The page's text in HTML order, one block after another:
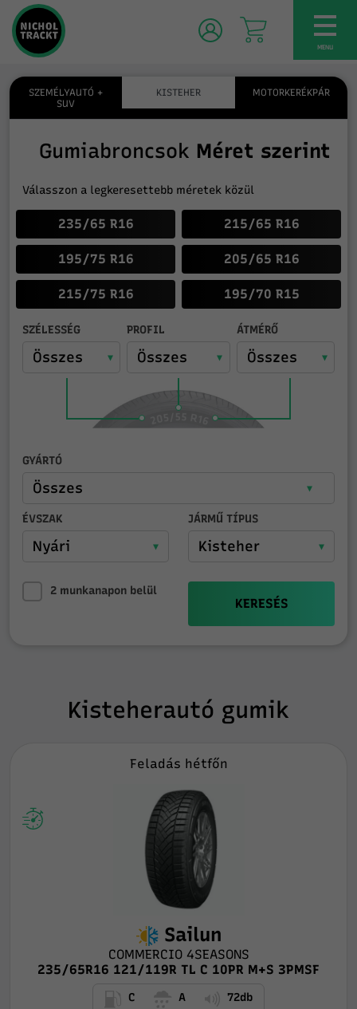
MENU
SZEMÉLYAUTÓ +
SUV
KISTEHER MOTORKERÉKPÁR
Gumiabroncsok Méret szerint
Válasszon a legkeresettebb méretek közül
235/65 R16 215/65 R16
195/75 R16 205/65 R16
215/75 R16 195/70 R15
SZÉLESSÉG PROFIL ÁTMÉRŐ
GYÁRTÓ
ÉVSZAK JÁRMŰ TÍPUS
2 munkanapon belül
KERESÉS
Kisteherautó gumik
Feladás hétfőn
Sailun
COMMERCIO 4SEASONS
235/65R16 121/119R TL C 10PR M+S 3PMSF
C A 72db